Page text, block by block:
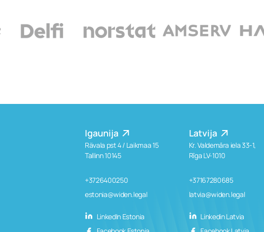
Igaunija
Rävala pst 4 / Laikmaa 15
Tallinn 10145
+3726400250
estonia@widen.legal
LinkedIn Estonia
Latvija
Kr. Valdemāra iela 33-1,
Rīga LV-1010
+37167280685
latvia@widen.legal
Linkedin Latvia